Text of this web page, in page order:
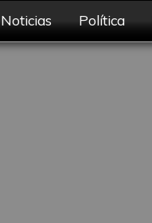
Noticias Política